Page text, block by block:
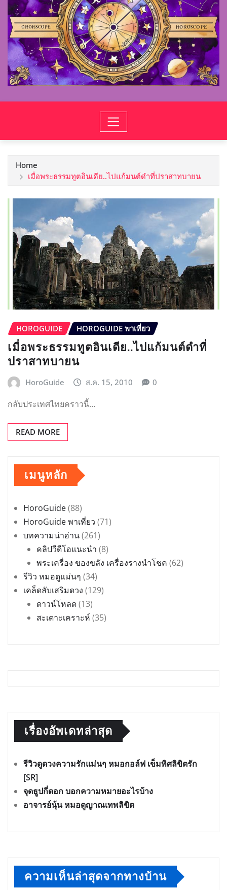
Home
เมื่อพระธรรมทูตอินเดีย..ไปแก้มนต์ดำที่ปราสาทบายน
HOROGUIDE HOROGUIDE พาเที่ยว
เมื่อพระธรรมทูตอินเดีย..ไปแก้มนต์ดำที่
ปราสาทบายน
HoroGuide ส.ค. 15, 2010 0
กลับประเทศไทยคราวนี้…
READ MORE
เมนูหลัก
HoroGuide(88)
HoroGuide พาเที่ยว (71)
บทความน่าอ่าน(261)
คลิปวีดีโอแนะนำ (8)
พระเครื่อง ของขลัง เครื่องรางนำโชค (62)
รีวิว หมอดูแม่นๆ (34)
เคล็ดลับเสริมดวง (129)
ดาวน์โหลด(13)
สะเดาะเคราะห์ (35)
เรื่องอัพเดทล่าสุด
รีวิวดูดวงความรักแม่นๆ หมอกอล์ฟ เข็มทิศลิขิตรัก
[SR]
จุดธูปกี่ดอก บอกความหมายอะไรบ้าง
อาจารย์นุ้น หมอดูญาณเทพลิขิต
ความเห็นล่าสุดจากทางบ้าน